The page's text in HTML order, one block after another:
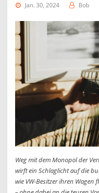
Jan. 30, 2024 Bob
Weg mit dem Monopol der
wirft ein Schlaglicht auf die
wie VW-Besitzer ihren